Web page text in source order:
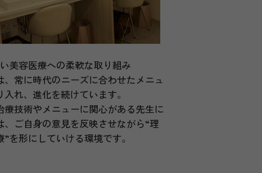
美容医療への柔軟な取り組み
、常に時代のニーズに合わせたメニュ
入れ、進化を続けています。
療技術やメニューに関心がある先生に
、ご自身の意見を反映させながら“理
”を形にしていける環境です。